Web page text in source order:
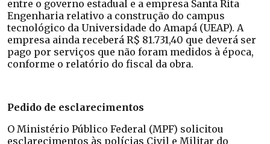
entre o governo estadual e a empresa Santa Rita
Engenharia relativo a construção do campus
tecnológico da Universidade do Amapá (UEAP). A
empresa ainda receberá R$ 81.731,40 que deverá ser
pago por serviços que não foram medidos à época,
conforme o relatório do fiscal da obra.
Pedido de esclarecimentos
O Ministério Público Federal (MPF) solicitou
esclarecimentos às polícias Civil e Militar do